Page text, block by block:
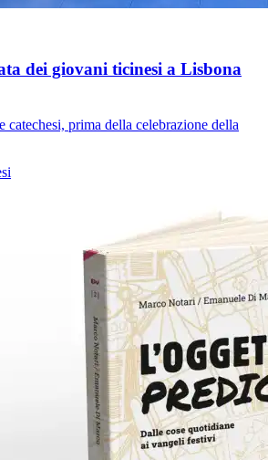
dei giovani ticinesi a Lisbona
catechesi, prima della celebrazione della